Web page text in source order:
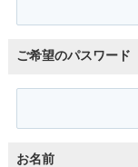
ご希望のパスワード
お名前